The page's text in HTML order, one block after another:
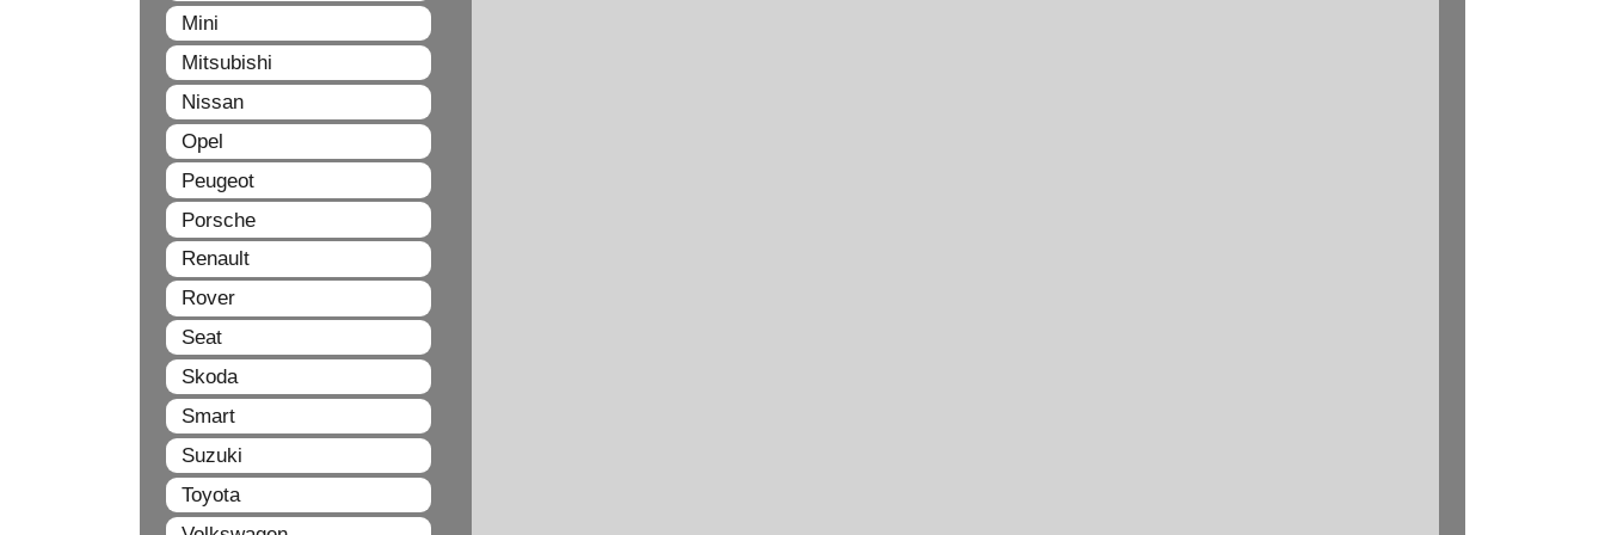
Mini
Mitsubishi
Nissan
Opel
Peugeot
Porsche
Renault
Rover
Seat
Skoda
Smart
Suzuki
Toyota